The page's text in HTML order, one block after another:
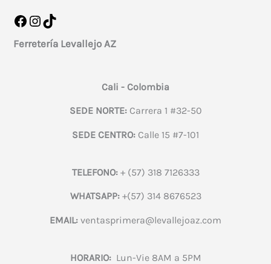
Facebook
Instagram
TikTok
Ferretería Levallejo AZ
Cali - Colombia
SEDE NORTE:Carrera 1 #32-50
SEDE CENTRO: Calle 15 #7-101
TELEFONO:+ (57) 318 7126333
WHATSAPP:+(57) 314 8676523
EMAIL: ventasprimera@levallejoaz.com
HORARIO:Lun-Vie 8AM a 5PM